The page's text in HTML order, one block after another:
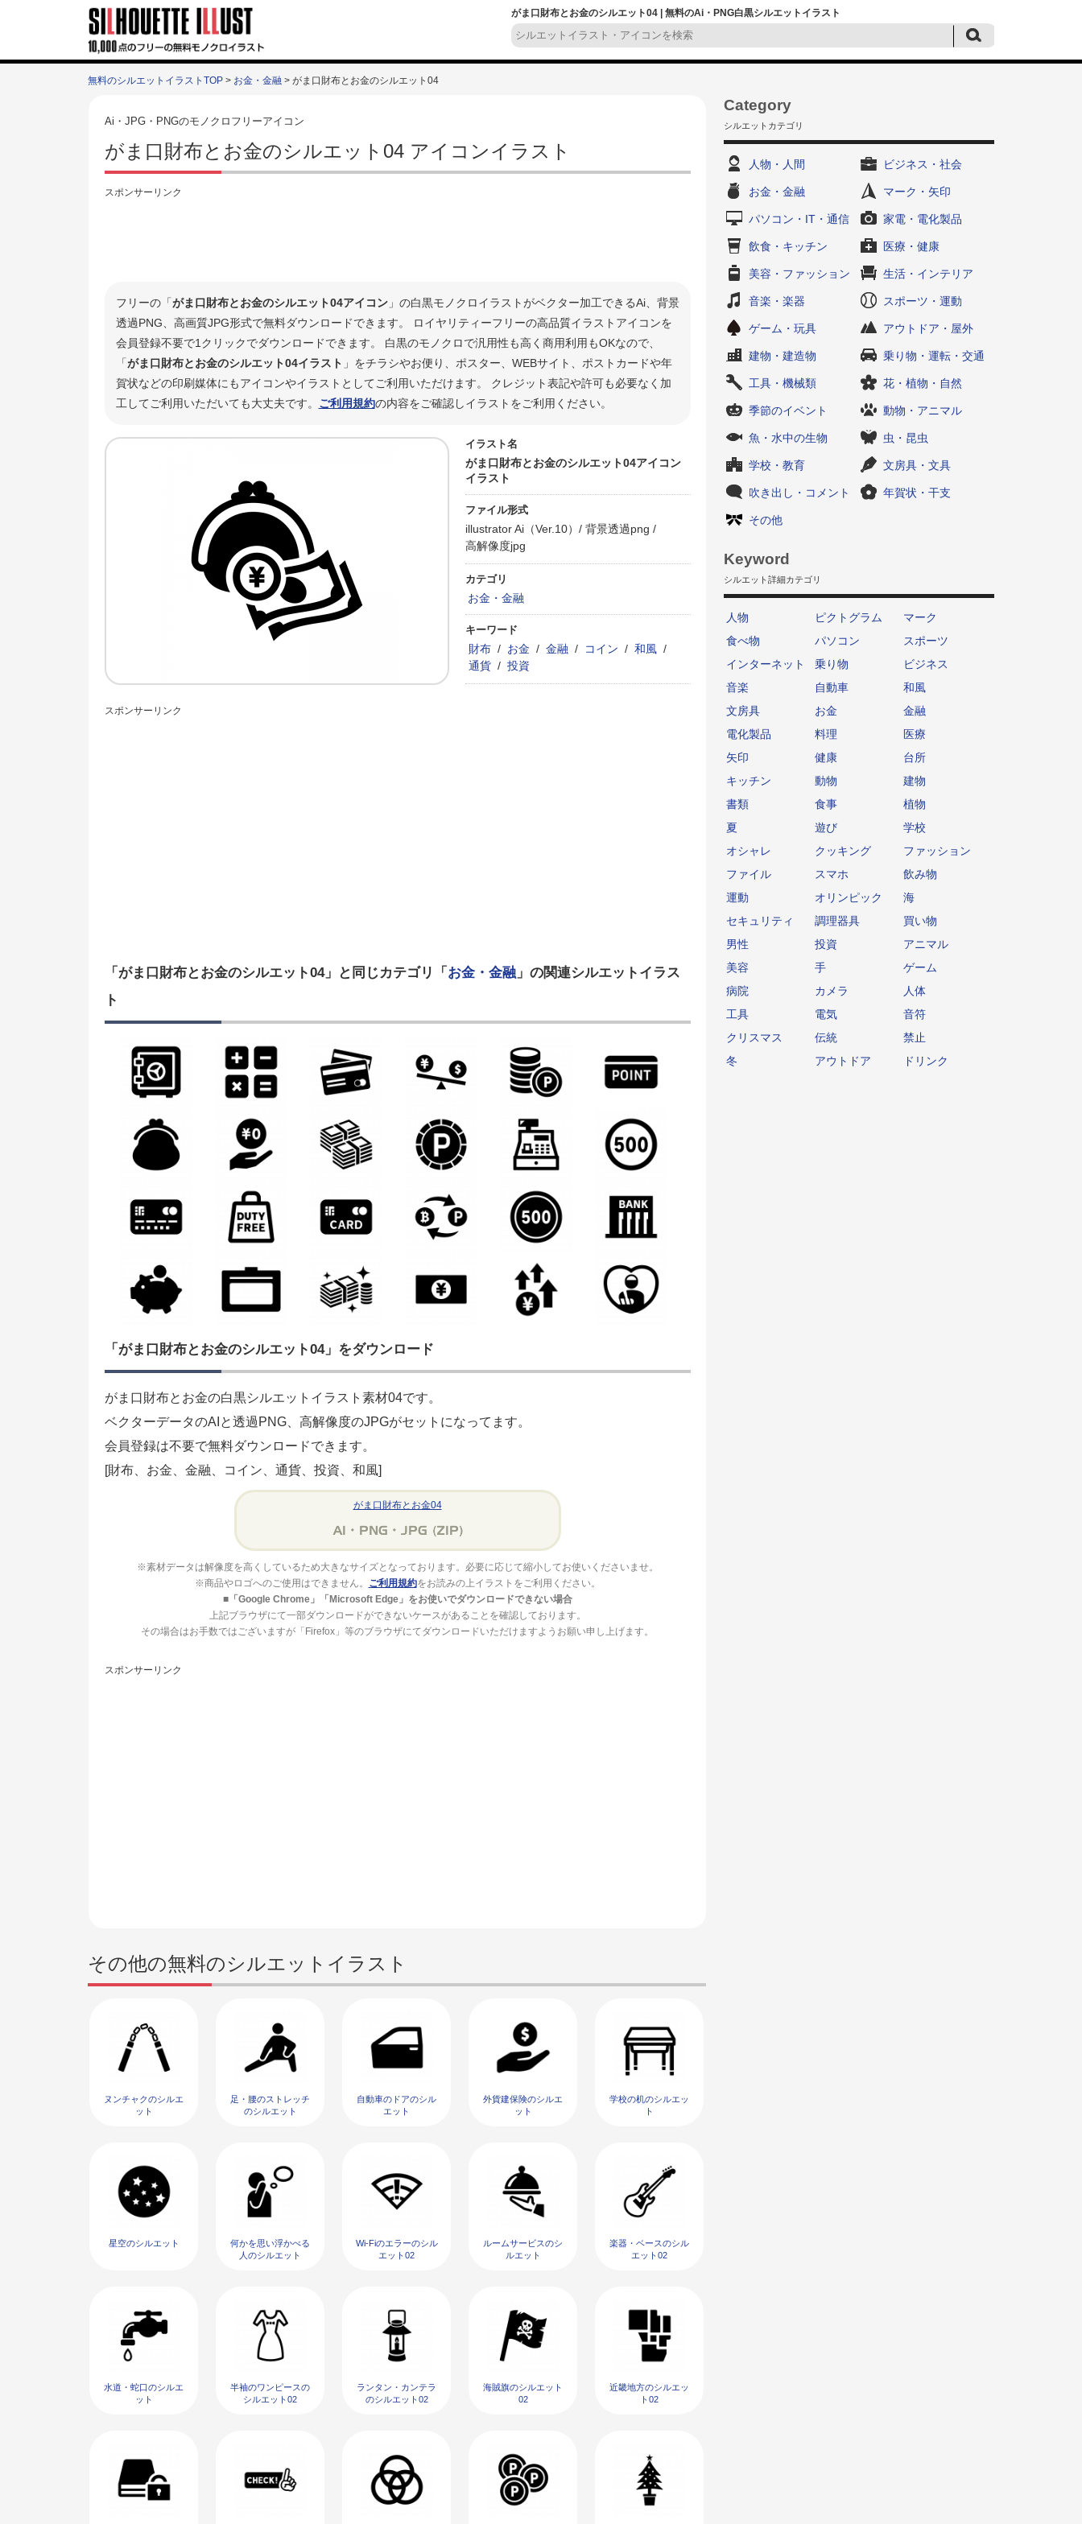
がま口財布とお金のシルエット04 | 無料のAi・PNG白黒シルエットイラスト
無料のシルエットイラストTOP > お金・金融 > がま口財布とお金のシルエット04
Ai・JPG・PNGのモノクロフリーアイコン
がま口財布とお金のシルエット04 アイコンイラスト
スポンサーリンク
フリーの「がま口財布とお金のシルエット04アイコン」の白黒モノクロイラストがベクター加工できるAi、背景
透過PNG、高画質JPG形式で無料ダウンロードできます。 ロイヤリティーフリーの高品質イラストアイコンを
会員登録不要で1クリックでダウンロードできます。 白黒のモノクロで汎用性も高く商用利用もOKなので、
「がま口財布とお金のシルエット04イラスト 」をチラシやお便り、ポスター、WEBサイト、ポストカードや年
賀状などの印刷媒体にもアイコンやイラストとしてご利用いただけます。 クレジット表記や許可も必要なく加
工してご利用いただいても大丈夫です。 ご利用規約の内容をご確認しイラストをご利用ください。
イラスト名
がま口財布とお金のシルエット04アイコン
イラスト
ファイル形式
illustrator Ai（Ver.10）/ 背景透過png /
高解像度jpg
カテゴリ
お金・金融
キーワード
財布 / お金 / 金融 / コイン / 和風 /
通貨 / 投資
スポンサーリンク
「がま口財布とお金のシルエット04」と同じカテゴリ「 お金・金融」の関連シルエットイラス
ト
「がま口財布とお金のシルエット04」をダウンロード
がま口財布とお金の白黒シルエットイラスト素材04です。
ベクターデータのAIと透過PNG、高解像度のJPGがセットになってます。
会員登録は不要で無料ダウンロードできます。
[財布、お金、金融、コイン、通貨、投資、和風]
がま口財布とお金04
※素材データは解像度を高くしているため大きなサイズとなっております。必要に応じて縮小してお使いくださいませ。
※商品やロゴへのご使用はできません。
ご利用規約をお読みの上イラストをご利用ください。
■「Google Chrome」「Microsoft Edge」をお使いでダウンロードできない場合
上記ブラウザにて一部ダウンロードができないケースがあることを確認しております。
その場合はお手数ではございますが「Firefox」等のブラウザにてダウンロードいただけますようお願い申し上げます。
スポンサーリンク
その他の無料のシルエットイラスト
ヌンチャクのシルエ
ット
足・腰のストレッチ
のシルエット
自動車のドアのシル
エット
外貨建保険のシルエ
ット
学校の机のシルエッ
ト
星空のシルエット
何かを思い浮かべる
人のシルエット
Wi-Fiのエラーのシル
エット02
ルームサービスのシ
ルエット
楽器・ベースのシル
エット02
水道・蛇口のシルエ
ット
半袖のワンピースの
シルエット02
ランタン・カンテラ
のシルエット02
海賊旗のシルエット
02
近畿地方のシルエッ
ト02
Category
シルエットカテゴリ
人物・人間 ビジネス・社会
お金・金融 マーク・矢印
パソコン・IT・通信 家電・電化製品
飲食・キッチン 医療・健康
美容・ファッション 生活・インテリア
音楽・楽器 スポーツ・運動
ゲーム・玩具 アウトドア・屋外
建物・建造物 乗り物・運転・交通
工具・機械類 花・植物・自然
季節のイベント 動物・アニマル
魚・水中の生物 虫・昆虫
学校・教育 文房具・文具
吹き出し・コメント 年賀状・干支
その他
Keyword
シルエット詳細カテゴリ
人物 ピクトグラム
マーク
食べ物
パソコン
スポーツ
インターネット
乗り物
ビジネス
音楽
自動車
和風
文房具
お金
金融
電化製品
料理
医療
矢印
健康
台所
キッチン
動物
建物
書類
食事
植物
夏
遊び
学校
オシャレ
クッキング
ファッション
ファイル
スマホ
飲み物
運動
オリンピック
海
セキュリティ
調理器具
買い物
男性
投資
アニマル
美容
手
ゲーム
病院
カメラ
人体
工具
電気
音符
クリスマス
伝統
禁止
冬
アウトドア ドリンク